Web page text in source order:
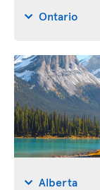
Ontario
Alberta